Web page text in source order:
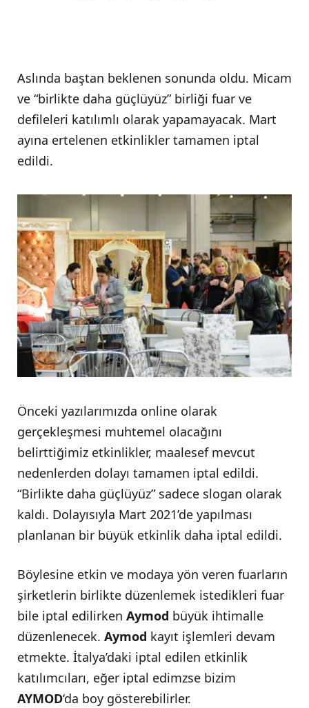
Aslında baştan beklenen sonunda oldu. Micam
ve “birlikte daha güçlüyüz” birliği fuar ve
defileleri katılımlı olarak yapamayacak. Mart
ayına ertelenen etkinlikler tamamen iptal
edildi.
Önceki yazılarımızda online olarak
gerçekleşmesi muhtemel olacağını
belirttiğimiz etkinlikler, maalesef mevcut
nedenlerden dolayı tamamen iptal edildi.
“Birlikte daha güçlüyüz” sadece slogan olarak
kaldı. Dolayısıyla Mart 2021’de yapılması
planlanan bir büyük etkinlik daha iptal edildi.
Böylesine etkin ve modaya yön veren fuarların
şirketlerin birlikte düzenlemek istedikleri fuar
bile iptal edilirken Aymod büyük ihtimalle
düzenlenecek. Aymod kayıt işlemleri devam
etmekte. İtalya’daki iptal edilen etkinlik
katılımcıları, eğer iptal edimzse bizim
AYMOD‘da boy gösterebilirler.